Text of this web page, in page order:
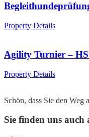
Property Details
Agility Turnier –
Property Details
Schön, dass Sie den Weg
Sie finden uns auch